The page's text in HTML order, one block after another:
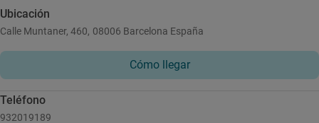
Ubicación
Calle Muntaner, 460, 08006 Barcelona España
Cómo llegar
Teléfono
932019189